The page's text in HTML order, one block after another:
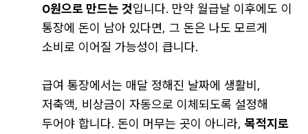
0원으로 만드는 것입니다. 만약 월급날 이후에도 이
통장에 돈이 남아 있다면, 그 돈은 나도 모르게
소비로 이어질 가능성이 큽니다.
급여 통장에서는 매달 정해진 날짜에 생활비,
저축액, 비상금이 자동으로 이체되도록 설정해
두어야 합니다. 돈이 머무는 곳이 아니라,목적지로